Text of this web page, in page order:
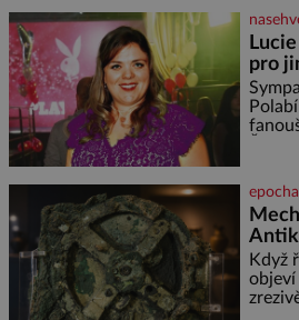
kříž.
jako
pro
vůbec
Když